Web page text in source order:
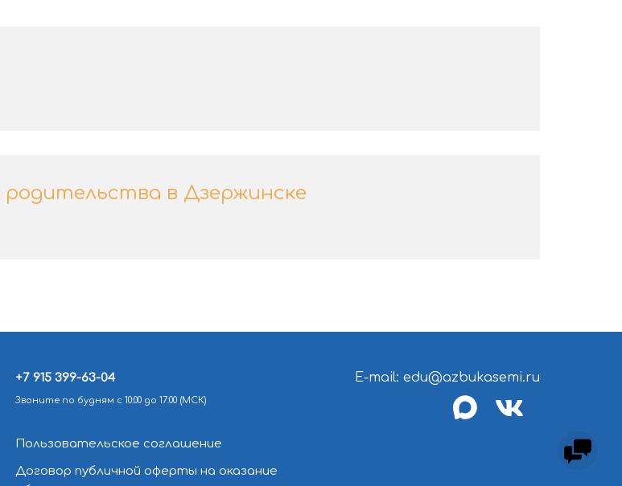
родительства в Дзержинске
+7 915 399-63-04
Звоните по будням с 10:00 до 17:00 (МСК)
Пользовательское соглашение
Договор публичной оферты на оказание
E-mail: edu@azbukasemi.ru
max vk